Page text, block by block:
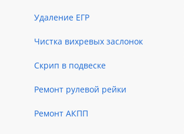
Удаление ЕГР
Чистка вихревых заслонок
Скрип в подвеске
Ремонт рулевой рейки
Ремонт АКПП